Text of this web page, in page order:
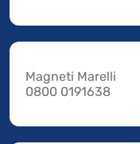
Magneti Marelli
0800 0191638